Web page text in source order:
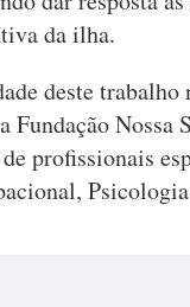
da ilha.
deste trabalho
Fundação Nossa
profissionais